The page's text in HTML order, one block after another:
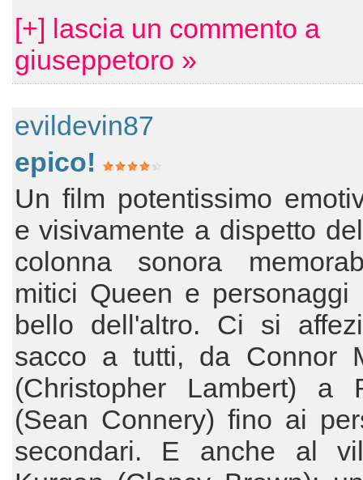
[+] lascia un commento a
giuseppetoro »
evildevin87
epico!
Un film potentissimo
e visivamente a dispetto
colonna sonora
mitici Queen e personaggi
bello dell'altro. Ci si
sacco a tutti, da Connor
(Christopher Lambert) a
(Sean Connery) fino ai
secondari. E anche al